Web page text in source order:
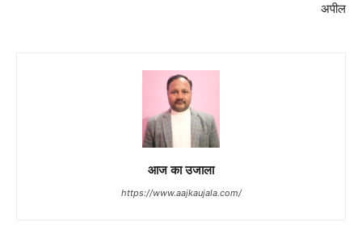
अपील
आज का उजाला
https://www.aajkaujala.com/